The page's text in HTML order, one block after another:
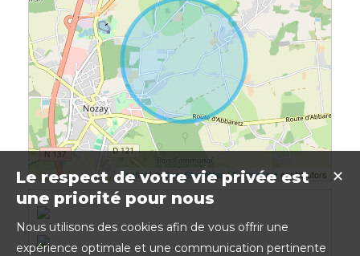
Leaflet| ©OpenStreetMap|Foursquarecontributors ✕
Le respect de votre vie privée est
une priorité pour nous
Nous utilisons des cookies afin de vous offrir une
expérience optimale et une communication pertinente